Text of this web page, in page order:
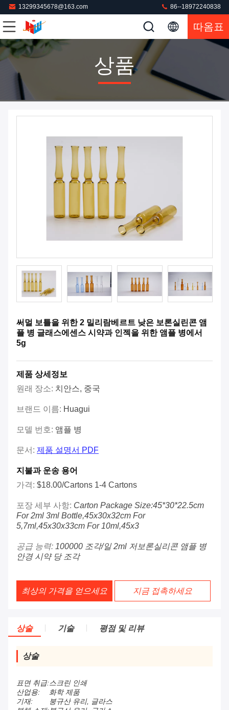
13299345678@163.com 86--18972240838
따옴표
상품
써멀 보틀을 위한 2 밀리람베르트 낮은 보론실린콘 앰
플 병 글래스에센스 시약과 인젝을 위한 앰플 병에서
5g
제품 상세정보
원래 장소: 치안스, 중국
브랜드 이름: Huagui
모델 번호: 앰플 병
문서: 제품 설명서 PDF
지불과 운송 용어
가격: $18.00/cartons 1-4 Cartons
포장 세부 사항: Carton Package Size:45*30*22.5cm
For 2ml 3ml Bottle,45x30x32cm For
5,7ml,45x30x33cm For 10ml,45x3
공급 능력: 100000 조각/일 2ml 저보론실리콘 앰플 병
안경 시약 당 조각
최상의 가격을 얻으세요 지금 접촉하세요
상술 기술 평점 및 리뷰
상술
표면 취급:스크린 인쇄
산업용:
화학 제품
기재:
붕규산 유리, 글라스